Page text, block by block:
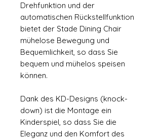
Drehfunktion und der
automatischen Rückstellfunktion
bietet der Stade Dining Chair
mühelose Bewegung und
Bequemlichkeit, so dass Sie
bequem und mühelos speisen
können.
Dank des KD-Designs (knock-
down) ist die Montage ein
Kinderspiel, so dass Sie die
Eleganz und den Komfort des